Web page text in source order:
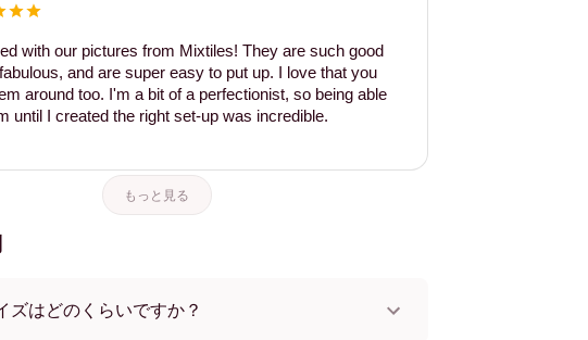
with our pictures from Mixtiles! They are such good
and are super easy to put up. I love that you
around too. I'm a bit of a perfectionist, so being able
until I created the right set-up was incredible.
もっと見る
ズはどのくらいですか？